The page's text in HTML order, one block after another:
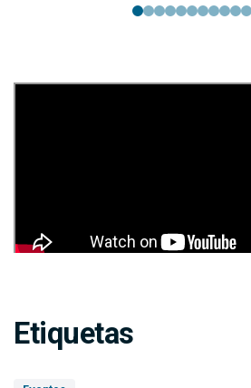
Etiquetas